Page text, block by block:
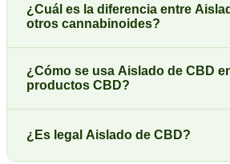
¿Cuál es la diferencia entre
otros cannabinoides?
¿Cómo se usa Aislado de CBD
productos CBD?
¿Es legal Aislado de CBD?